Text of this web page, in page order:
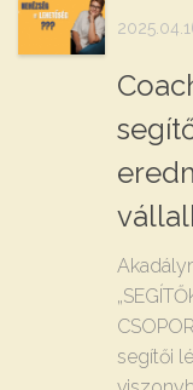
segítői